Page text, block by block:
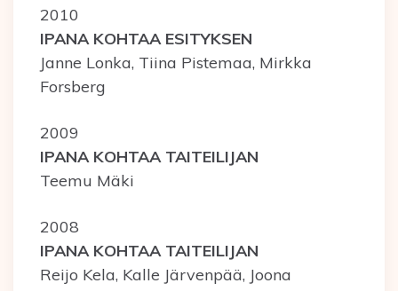
2010
IPANA KOHTAA ESITYKSEN
Janne Lonka, Tiina Pistemaa, Mirkka
Forsberg
2009
IPANA KOHTAA TAITEILIJAN
Teemu Mäki
2008
IPANA KOHTAA TAITEILIJAN
Reijo Kela, Kalle Järvenpää, Joona